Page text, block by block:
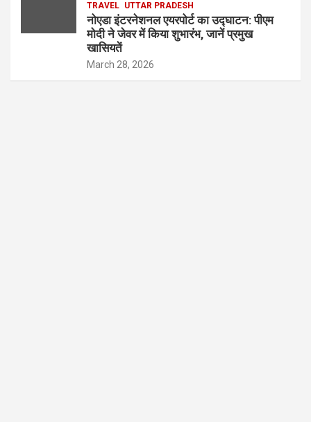
TRAVEL UTTAR PRADESH
नोएडा इंटरनेशनल एयरपोर्ट का उद्घाटन: पीएम
मोदी ने जेवर में किया शुभारंभ, जानें प्रमुख
खासियतें
March 28, 2026